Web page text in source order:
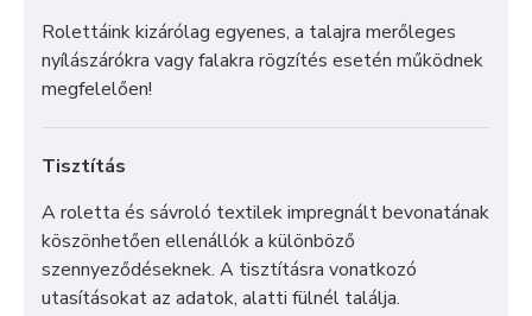
Rolettáink kizárólag egyenes, a talajra merőleges
nyílászárókra vagy falakra rögzítés esetén működnek
megfelelően!
Tisztítás
A roletta és sávroló textilek impregnált bevonatának
köszönhetően ellenállók a különböző
szennyeződéseknek. A tisztításra vonatkozó
utasításokat az adatok, alatti fülnél találja.